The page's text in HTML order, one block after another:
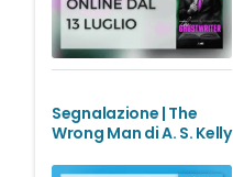
Segnalazione | The
Wrong Man di A. S. Kelly